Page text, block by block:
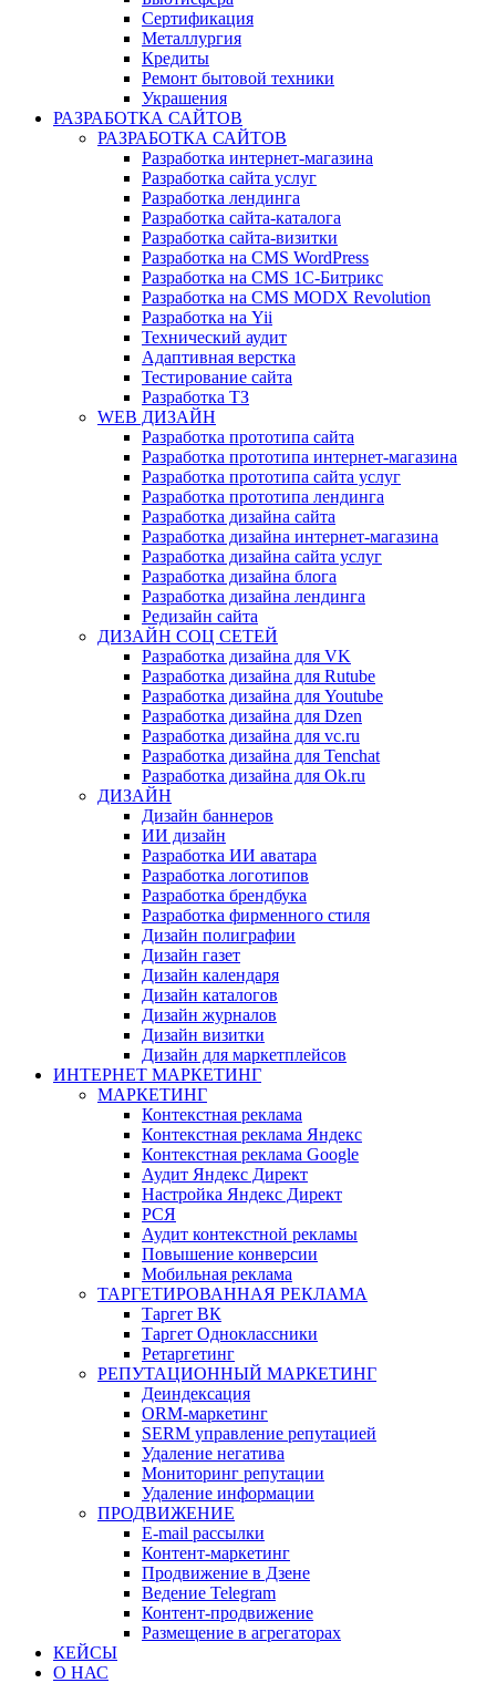
Сертификация
Металлургия
Кредиты
Ремонт бытовой техники
Украшения
РАЗРАБОТКА САЙТОВ
РАЗРАБОТКА САЙТОВ
Разработка интернет-магазина
Разработка сайта услуг
Разработка лендинга
Разработка сайта-каталога
Разработка сайта-визитки
Разработка на CMS WordPress
Разработка на CMS 1С-Битрикс
Разработка на CMS MODX Revolution
Разработка на Yii
Технический аудит
Адаптивная верстка
Тестирование сайта
Разработка ТЗ
WEB ДИЗАЙН
Разработка прототипа сайта
Разработка прототипа интернет-магазина
Разработка прототипа сайта услуг
Разработка прототипа лендинга
Разработка дизайна сайта
Разработка дизайна интернет-магазина
Разработка дизайна сайта услуг
Разработка дизайна блога
Разработка дизайна лендинга
Редизайн сайта
ДИЗАЙН СОЦ СЕТЕЙ
Разработка дизайна для VK
Разработка дизайна для Rutube
Разработка дизайна для Youtube
Разработка дизайна для Dzen
Разработка дизайна для vc.ru
Разработка дизайна для Tenchat
Разработка дизайна для Ok.ru
ДИЗАЙН
Дизайн баннеров
ИИ дизайн
Разработка ИИ аватара
Разработка логотипов
Разработка брендбука
Разработка фирменного стиля
Дизайн полиграфии
Дизайн газет
Дизайн календаря
Дизайн каталогов
Дизайн журналов
Дизайн визитки
Дизайн для маркетплейсов
ИНТЕРНЕТ МАРКЕТИНГ
МАРКЕТИНГ
Контекстная реклама
Контекстная реклама Яндекс
Контекстная реклама Google
Аудит Яндекс Директ
Настройка Яндекс Директ
РСЯ
Аудит контекстной рекламы
Повышение конверсии
Мобильная реклама
ТАРГЕТИРОВАННАЯ РЕКЛАМА
Таргет ВК
Таргет Одноклассники
Ретаргетинг
РЕПУТАЦИОННЫЙ МАРКЕТИНГ
Деиндексация
ORM-маркетинг
SERM управление репутацией
Удаление негатива
Мониторинг репутации
Удаление информации
ПРОДВИЖЕНИЕ
E-mail рассылки
Контент-маркетинг
Продвижение в Дзене
Ведение Telegram
Контент-продвижение
Размещение в агрегаторах
КЕЙСЫ
О НАС